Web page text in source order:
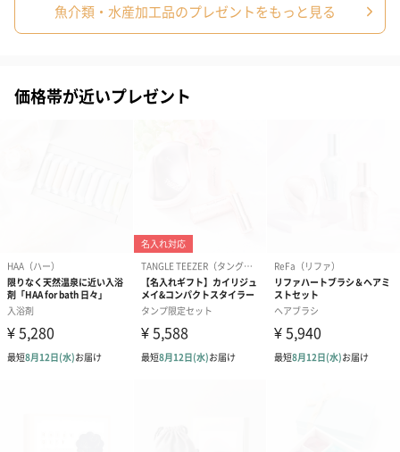
魚介類・水産加工品のプレゼントをもっと見る
価格帯が近いプレゼント